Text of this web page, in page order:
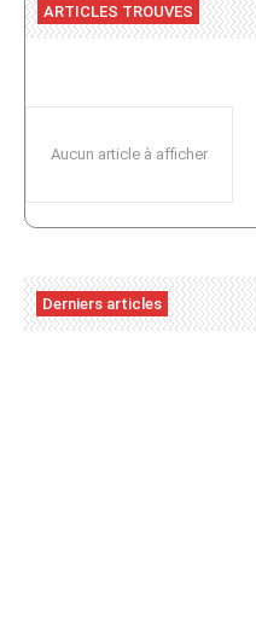
ARTICLES TROUVES
Aucun article à afficher
Derniers articles